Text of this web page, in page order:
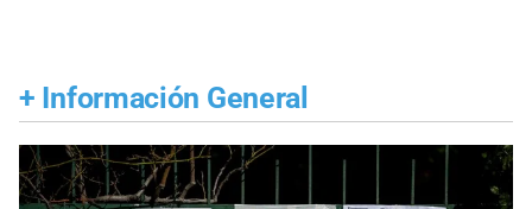
+ Información General